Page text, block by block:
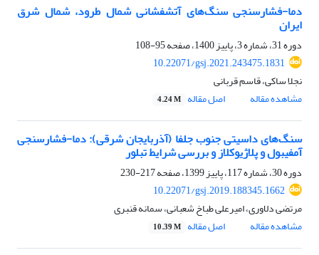
دما-فشارسنجی سنگ‌های آتشفشانی شمال طرود، شمال شرق
ایران
دوره 31، شماره 3، پاییز 1400، صفحه
95-108
10.22071/gsj.2021.243475.1831
نجلا ساکی، قاسم قربانی
مشاهده مقاله
اصل مقاله 4.24 M
سنگ‌های داسیتی جنوب جلفا (آذربایجان شرقی): دما-فشارسنجی
آمفیبول و پلاژیوکلاز و بررسی شرایط تبلور
دوره 30، شماره 117، پاییز 1399، صفحه
217-230
10.22071/gsj.2019.188345.1662
مرتضی دلاوری، امیرعلی طباخ شعبانی، سمانه قنبری
مشاهده مقاله
اصل مقاله 10.39 M